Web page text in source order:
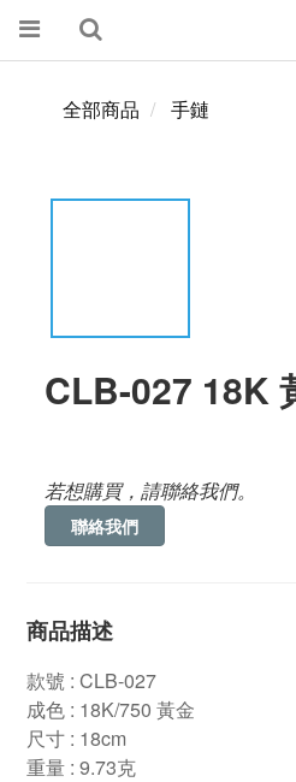
全部商品 手鏈
CLB-027 18K
若想購買，請聯絡我們。
聯絡我們
商品描述
款號 : CLB-027
成色 : 18K/750 黃金
尺寸 : 18cm
重量 : 9.73克